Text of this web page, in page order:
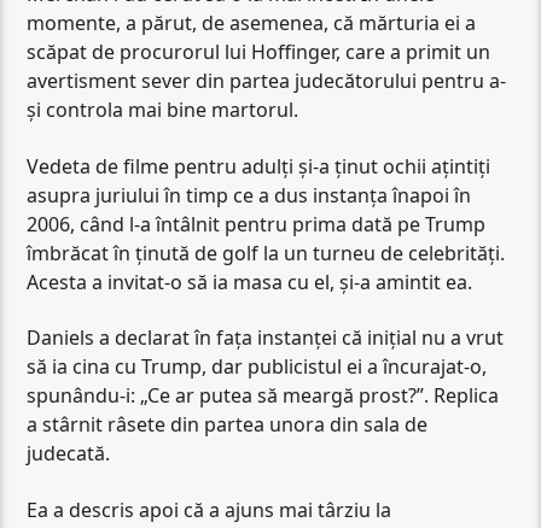
momente, a părut, de asemenea, că mărturia ei a
scăpat de procurorul lui Hoffinger, care a primit un
avertisment sever din partea judecătorului pentru a-
și controla mai bine martorul.
Vedeta de filme pentru adulți și-a ținut ochii ațintiți
asupra juriului în timp ce a dus instanța înapoi în
2006, când l-a întâlnit pentru prima dată pe Trump
îmbrăcat în ținută de golf la un turneu de celebrități.
Acesta a invitat-o să ia masa cu el, și-a amintit ea.
Daniels a declarat în fața instanței că inițial nu a vrut
să ia cina cu Trump, dar publicistul ei a încurajat-o,
spunându-i: „Ce ar putea să meargă prost?”. Replica
a stârnit râsete din partea unora din sala de
judecată.
Ea a descris apoi că a ajuns mai târziu la